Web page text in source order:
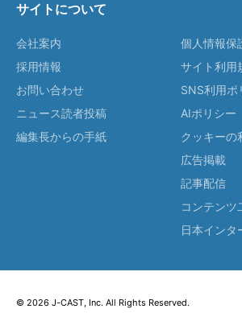
サイトについて
会社案内
採用情報
お問い合わせ
ニュース読者投稿
編集長からの手紙
個人情報保
サイト利用
SNS利用ポ
AIポリシー
クッキーの
広告掲載
記事配信
コンテンツ
日本インタ
© 2026 J-CAST, Inc. All Rights Reserved.